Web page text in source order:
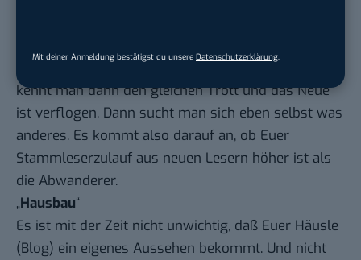
Mit deiner Anmeldung bestätigst du unsere Datenschutzerklärung.
man die Webseite nicht mehr besucht. Irgendwie
kennt man dann den gleichen Trott und das Neue
ist verflogen. Dann sucht man sich eben selbst was
anderes. Es kommt also darauf an, ob Euer
Stammleserzulauf aus neuen Lesern höher ist als
die Abwanderer.
„Hausbau“
Es ist mit der Zeit nicht unwichtig, daß Euer Häusle
(Blog) ein eigenes Aussehen bekommt. Und nicht